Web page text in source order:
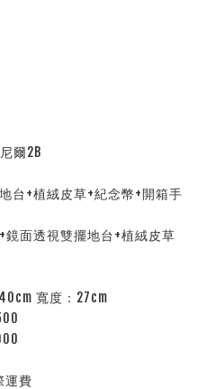
爾2B
台+植絨皮草+紀念幣+開箱手
面透視雙擺地台+植絨皮草
寬度：27cm
運費